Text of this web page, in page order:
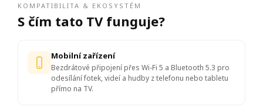
KOMPATIBILITA & EKOSYSTÉM
S čím tato TV funguje?
Mobilní zařízení
Bezdrátové připojení přes Wi-Fi 5 a Bluetooth 5.3 pro
odesílání fotek, videí a hudby z telefonu nebo tabletu
přímo na TV.